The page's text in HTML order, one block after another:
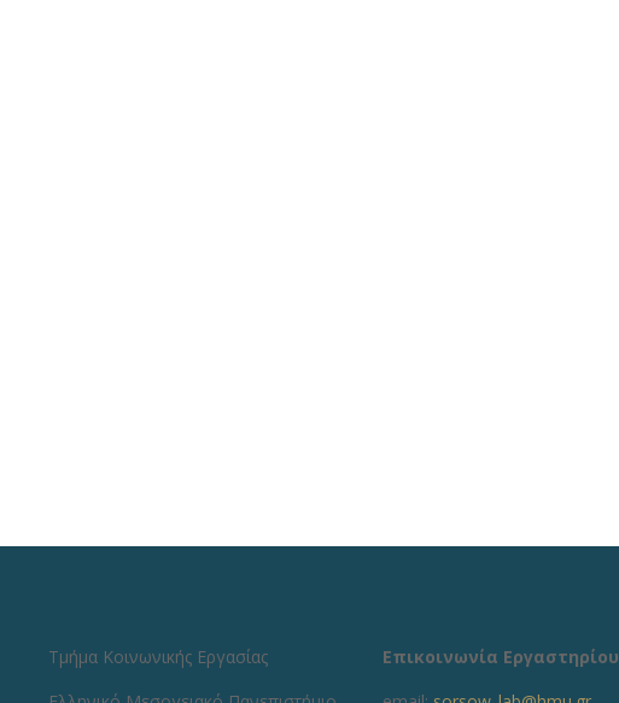
Τμήμα Κοινωνικής Εργασίας
Επικοινωνία Εργαστηρίου